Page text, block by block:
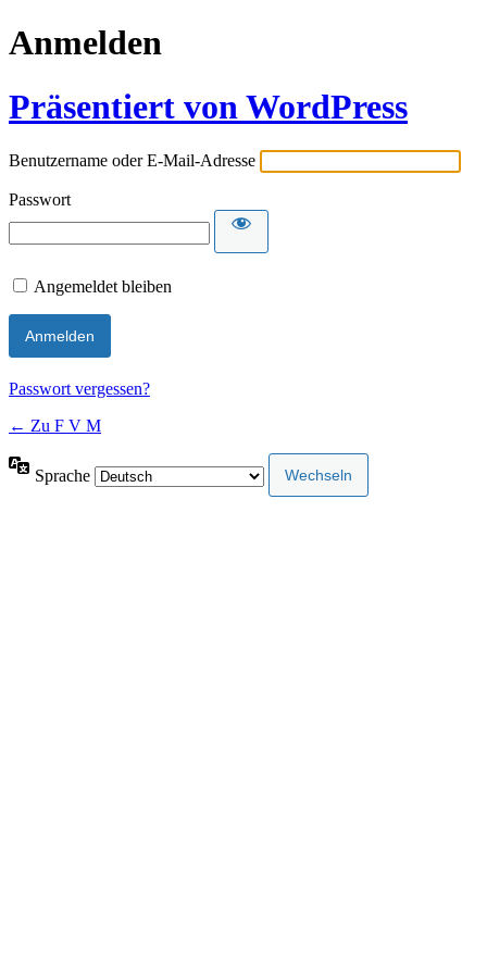
Anmelden
Präsentiert von WordPress
Benutzername oder E-Mail-Adresse
Passwort
Angemeldet bleiben
Passwort vergessen?
← Zu F V M
Sprache